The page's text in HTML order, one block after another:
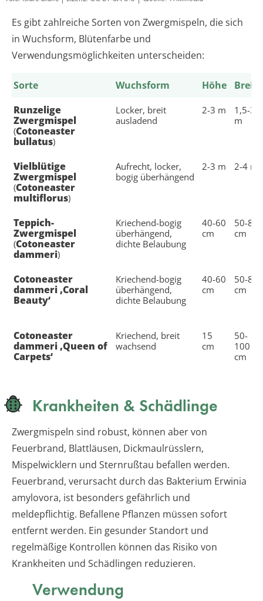
Es gibt zahlreiche Sorten von Zwergmispeln, die sich
in Wuchsform, Blütenfarbe und
Verwendungsmöglichkeiten unterscheiden:
Sorte Wuchsform Höhe
Breite
Runzelige
Zwergmispel
(Cotoneaster
bullatus)
Locker, breit
ausladend
2-3 m
1,5-3
m
Vielblütige
Zwergmispel
(Cotoneaster
multiflorus)
Aufrecht, locker,
bogig überhängend
2-3 m 2-4 m
Teppich-
Zwergmispel
(Cotoneaster
dammeri)
Kriechend-bogig
überhängend,
dichte Belaubung
40-60
cm
50-80
cm
Cotoneaster
dammeri ‚Coral
Beauty‘
Kriechend-bogig
überhängend,
dichte Belaubung
40-60
cm
50-80
cm
Cotoneaster
dammeri ‚Queen of
Carpets‘
Kriechend, breit
wachsend
15
cm
50-
100
cm
Krankheiten & Schädlinge
Zwergmispeln sind robust, können aber von
Feuerbrand, Blattläusen, Dickmaulrüsslern,
Mispelwicklern und Sternrußtau befallen werden.
Feuerbrand, verursacht durch das Bakterium Erwinia
amylovora, ist besonders gefährlich und
meldepflichtig. Befallene Pflanzen müssen sofort
entfernt werden. Ein gesunder Standort und
regelmäßige Kontrollen können das Risiko von
Krankheiten und Schädlingen reduzieren.
Verwendung